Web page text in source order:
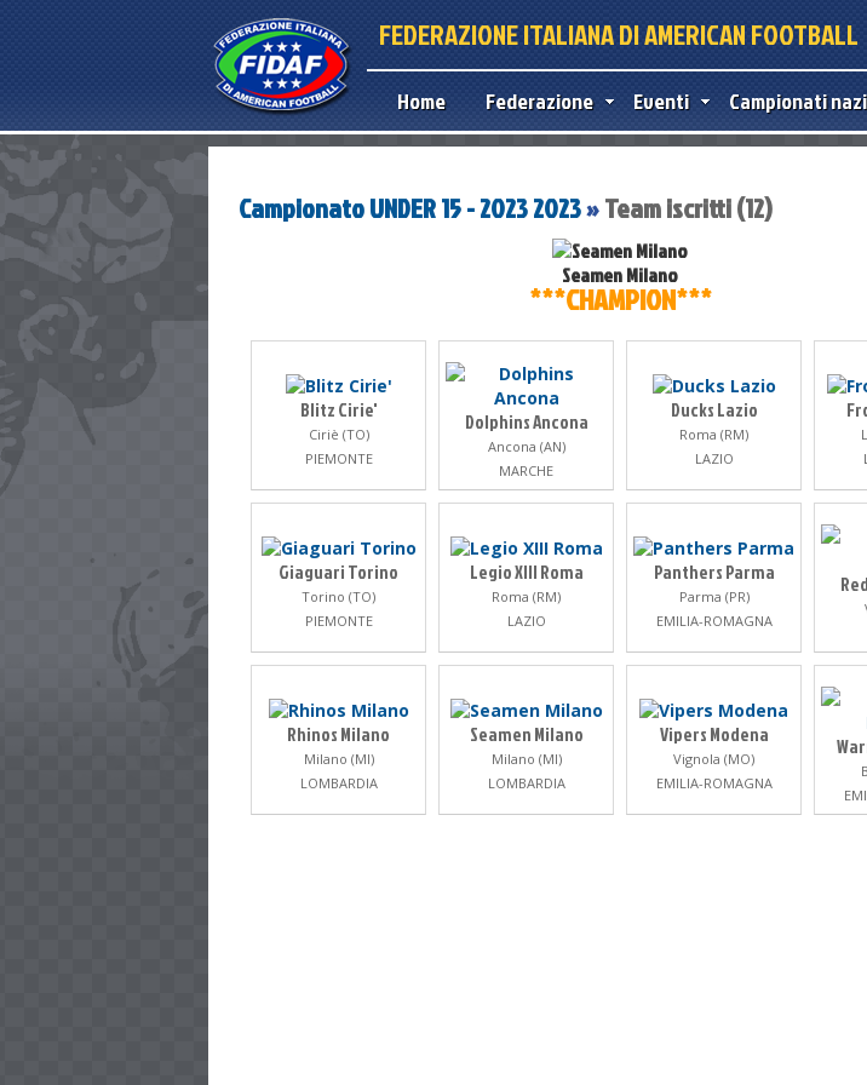
FEDERAZIONE ITALIANA DI AMERICAN FOOTBALL
Home Federazione Eventi Campionati
Campionato UNDER 15 - 2023 2023»Team iscritti (12)
Seamen Milano
***CHAMPION***
Blitz Cirie'
Ciriè (TO)
PIEMONTE
Dolphins Ancona
Ancona (AN)
MARCHE
Ducks Lazio
Roma (RM)
LAZIO
Giaguari Torino
Torino (TO)
PIEMONTE
Legio XIII Roma
Roma (RM)
LAZIO
Panthers Parma
Parma (PR)
EMILIA-ROMAGNA
Rhinos Milano
Milano (MI)
LOMBARDIA
Seamen Milano
Milano (MI)
LOMBARDIA
Vipers Modena
Vignola (MO)
EMILIA-ROMAGNA